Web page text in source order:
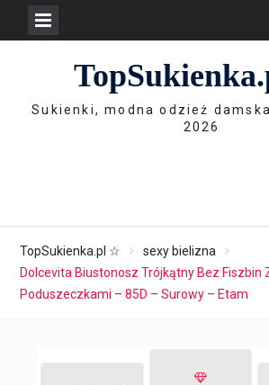
Sukienki, modna odzież
2026
TopSukienka.pl ☆
sexy bielizna
Dolcevita Biustonosz Trójkątny Bez Fiszbin
Poduszeczkami – 85D – Surowy – Etam